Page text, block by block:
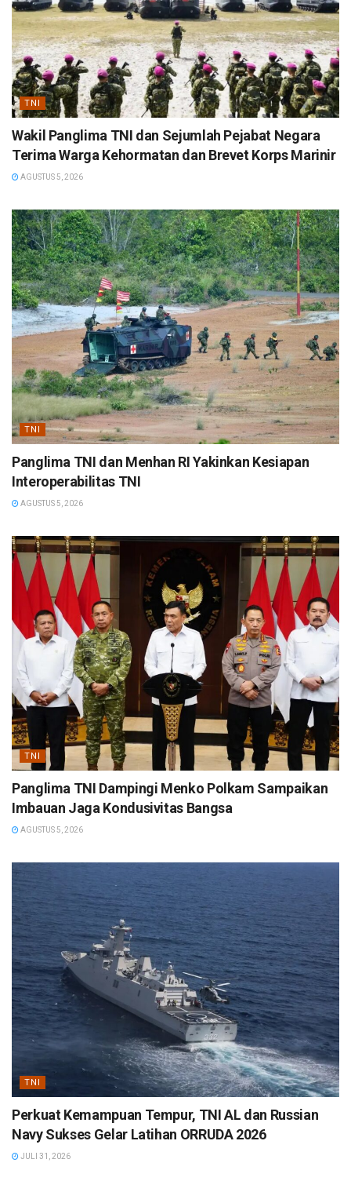
TNI
Wakil Panglima TNI dan Sejumlah Pejabat Negara
Terima Warga Kehormatan dan Brevet Korps Marinir
AGUSTUS 5, 2026
TNI
Panglima TNI dan Menhan RI Yakinkan Kesiapan
Interoperabilitas TNI
AGUSTUS 5, 2026
TNI
Panglima TNI Dampingi Menko Polkam Sampaikan
Imbauan Jaga Kondusivitas Bangsa
AGUSTUS 5, 2026
TNI
Perkuat Kemampuan Tempur, TNI AL dan Russian
Navy Sukses Gelar Latihan ORRUDA 2026
JULI 31, 2026